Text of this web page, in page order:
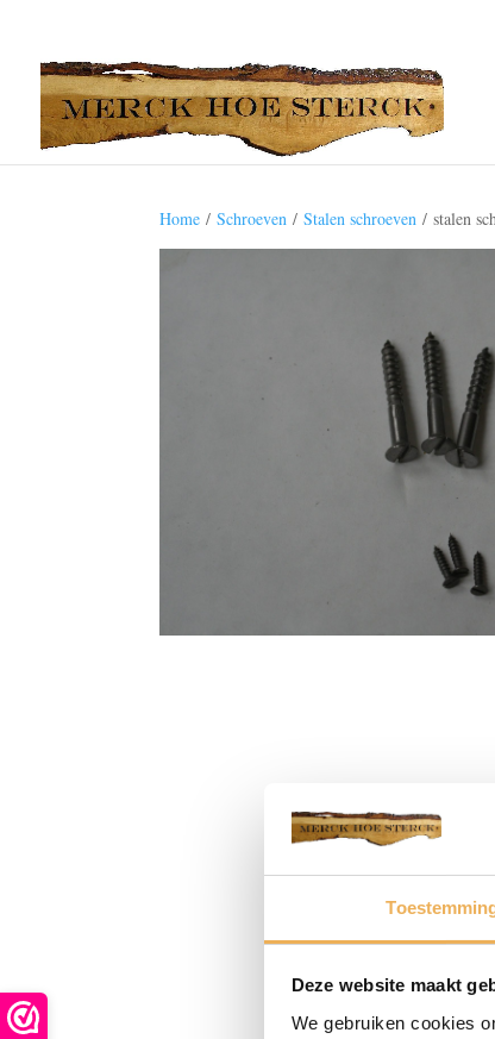
Deze website maakt
We gebruiken cookies
Home /Schroeven /Stalen schroeven / stalen